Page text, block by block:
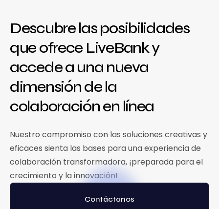
Descubre las posibilidades
que ofrece LiveBank y
accede a una nueva
dimensión de la
colaboración en línea
Nuestro compromiso con las soluciones creativas y
eficaces sienta las bases para una experiencia de
colaboración transformadora, ¡preparada para el
crecimiento y la innovación!
Contáctanos